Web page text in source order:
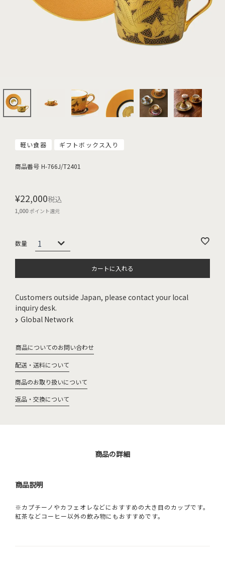
軽い食器 ギフトボックス入り
商品番号 H-766J/T2401
¥22,000税込
1,000ポイント還元
カートに入れる
Customers outside Japan, please contact your local
inquiry desk.
Global Network
商品についてのお問い合わせ
配送・送料について
商品のお取り扱いについて
返品・交換について
商品の詳細
商品説明
※カプチーノやカフェオレなどにおすすめの大き目のカップです。
紅茶などコーヒー以外の飲み物にもおすすめです。